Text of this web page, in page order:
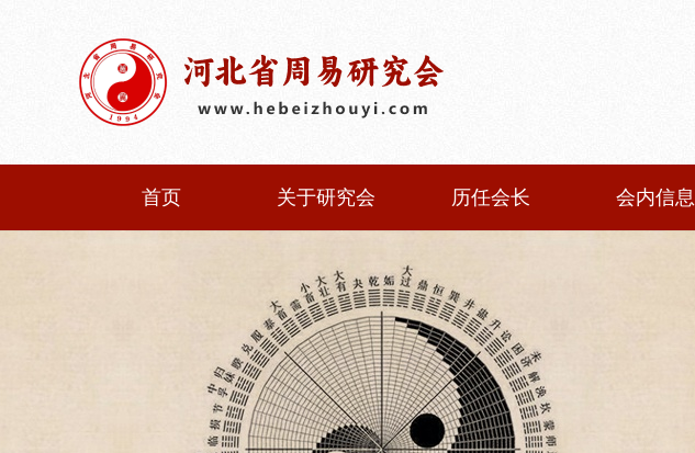
首页 关于研究会 历任会长 会内信息